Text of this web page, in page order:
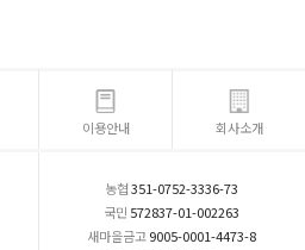
이용안내 회사소개
농협351-0752-3336-73
국민 572837-01-002263
새마을금고9005-0001-4473-8